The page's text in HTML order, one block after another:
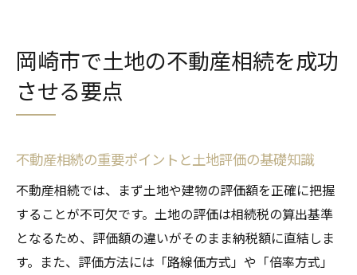
土地評価の落とし穴と岡崎市での注意点
不動産相続で陥りやすい土地評価の誤解
土地評価額が相続税に及ぼす影響とは
不動産相続時に注意すべき土地の法的制約
適正な土地評価は不動産相続の第一歩に
不動産相続における土地評価額の算出方法
岡崎市で土地の不動産相続を成功
させる要点
不動産相続の重要ポイントと土地評価の基礎知識
不動産相続では、まず土地や建物の評価額を正確に把握
することが不可欠です。土地の評価は相続税の算出基準
となるため、評価額の違いがそのまま納税額に直結しま
す。また、評価方法には「路線価方式」や「倍率方式」